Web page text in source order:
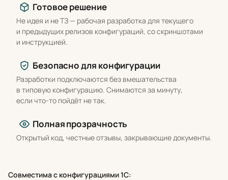
Готовое решение
Не идея и не ТЗ — рабочая разработка для текущего
и предыдущих релизов конфигураций, со скриншотами
и инструкцией.
Безопасно для конфигурации
Разработки подключаются без вмешательства
в типовую конфигурацию. Снимаются за минуту,
если что-то пойдёт не так.
Полная прозрачность
Открытый код, честные отзывы, закрывающие документы.
Совместима с конфигурациями 1С: